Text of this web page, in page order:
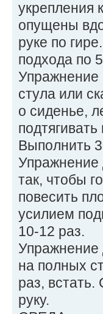
укрепления
опущены
руке по
подхода по
Упражнение
стула или
о сиденье,
Выполнить
так, чтобы
повесить
усилием
10-12 раз.
Упражнение
на полных
раз,
руку.